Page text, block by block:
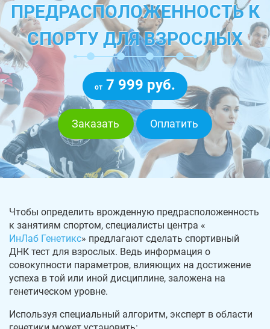
ПРЕДРАСПОЛОЖЕННОСТЬ К
СПОРТУ ДЛЯ ВЗРОСЛЫХ
от 7 999 руб.
Заказать Оплатить
Чтобы определить врожденную предрасположенность
к занятиям спортом, специалисты центра «
ИнЛаб Генетикс» предлагают сделать спортивный
ДНК тест для взрослых. Ведь информация о
совокупности параметров, влияющих на достижение
успеха в той или иной дисциплине, заложена на
генетическом уровне.
Используя специальный алгоритм, эксперт в области